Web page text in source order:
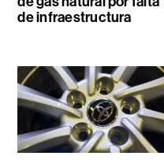
de infraestructura